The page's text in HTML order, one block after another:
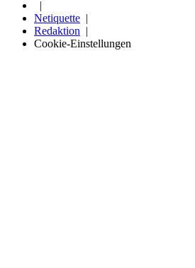
Netiquette
Redaktion
Cookie-Einstellungen